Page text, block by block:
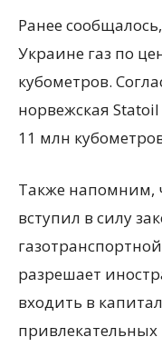
Ранее
Украине газ по
кубометров.
норвежская
11 млн
Также напомним,
вступил в силу
разрешает
входить в